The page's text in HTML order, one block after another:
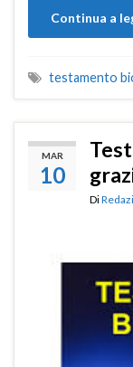
Continua a
testamento
MAR
10
Di